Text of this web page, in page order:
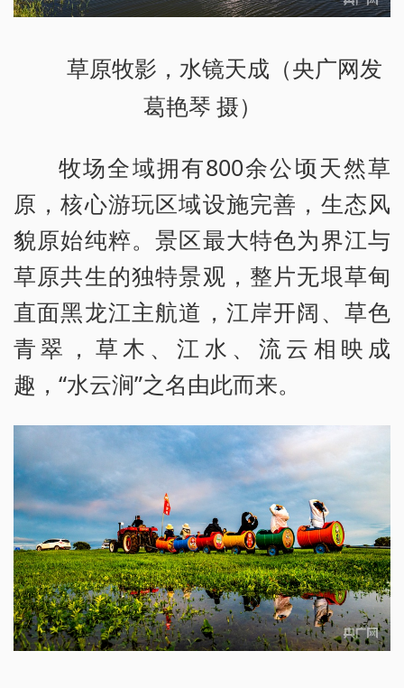
草原牧影，水镜天成（央广网发
葛艳琴 摄）
牧场全域拥有800余公顷天然草
原，核心游玩区域设施完善，生态风
貌原始纯粹。景区最大特色为界江与
草原共生的独特景观，整片无垠草甸
直面黑龙江主航道，江岸开阔、草色
青翠，草木、江水、流云相映成
趣，“水云涧”之名由此而来。